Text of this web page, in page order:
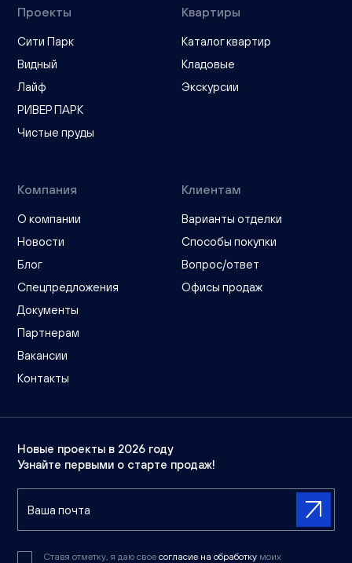
Проекты
Сити Парк
Видный
Лайф
РИВЕР ПАРК
Чистые пруды
Квартиры
Каталог квартир
Кладовые
Экскурсии
Компания
О компании
Новости
Блог
Спецпредложения
Документы
Партнерам
Вакансии
Контакты
Клиентам
Варианты отделки
Способы покупки
Вопрос/ответ
Офисы продаж
Новые проекты в 2026 году
Узнайте первыми о старте продаж!
Ставя отметку, я даю свое согласие на обработку моих